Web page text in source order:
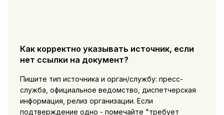
Как корректно указывать источник, если
нет ссылки на документ?
Пишите тип источника и орган/службу: пресс-
служба, официальное ведомство, диспетчерская
информация, релиз организации. Если
подтверждение одно - помечайте "требует